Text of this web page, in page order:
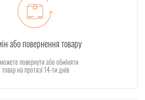
або повернення товару
повернути або обміняти
товар на протязі 14-ти днів